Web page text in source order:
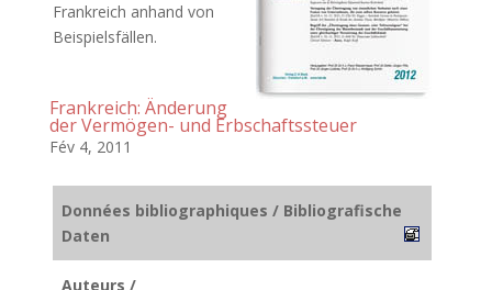
Frankreich anhand von
Beispielsfällen.
Frankreich: Änderung
der Vermögen- und Erbschaftssteuer
Fév 4, 2011
Données bibliographiques / Bibliografische
Daten
Auteurs /